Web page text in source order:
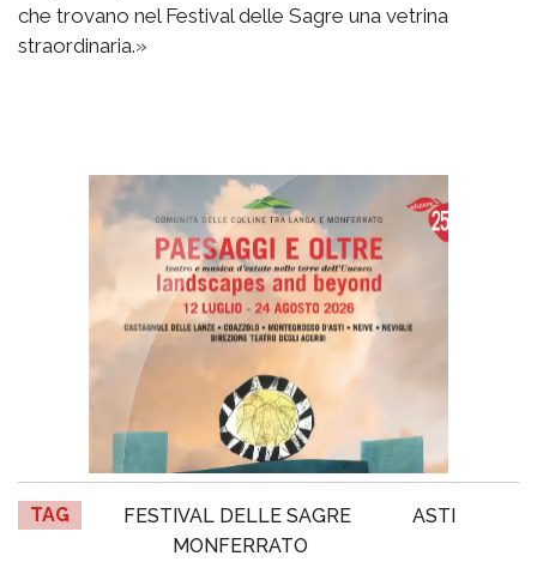
che trovano nel Festival delle Sagre una vetrina
straordinaria.»
TAG FESTIVAL DELLE SAGRE
ASTI
MONFERRATO